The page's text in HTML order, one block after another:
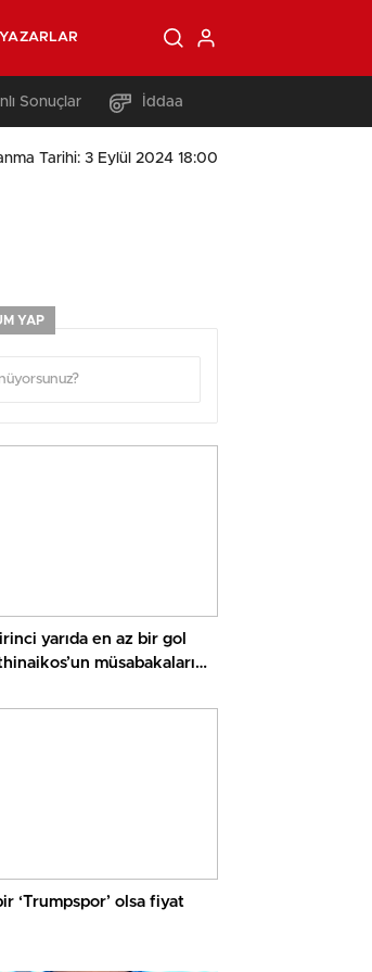
YAZARLAR
Sonuçlar İddaa
Tarihi: 3 Eylül 2024 18:00
YAP
yarıda en az bir gol
müsabakaları
‘Trumpspor’ olsa fiyat